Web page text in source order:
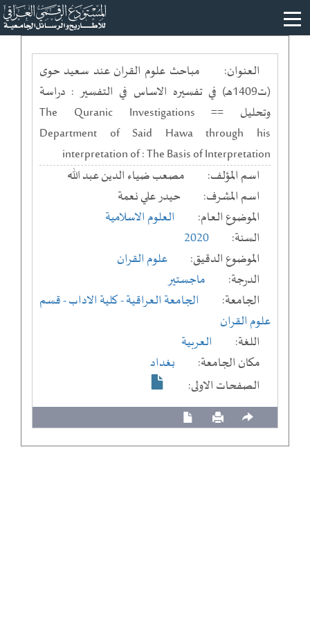
العنوان:
مباحث علوم القران عند سعيد حوى
(ت1409هـ) في تفسيره الاساس في التفسير : دراسة
وتحليل == The Quranic Investigations
Department of Said Hawa through his
interpretation of : The Basis of Interpretation
اسم المؤلف:
مصعب ضياء الدين عبد الله
اسم المشرف:
حيدر علي نعمة
الموضوع العام:
العلوم الاسلامية
السنة:
2020
الموضوع الدقيق:
علوم القران
الدرجة:
ماجستير
الجامعة:
الجامعة العراقية- كلية الاداب- قسم
علوم القران
اللغة:
العربية
مكان الجامعة:
بغداد
الصفحات الاولى: